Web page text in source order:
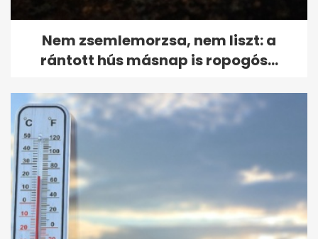
Nem zsemlemorzsa, nem liszt: a
rántott hús másnap is ropogós...